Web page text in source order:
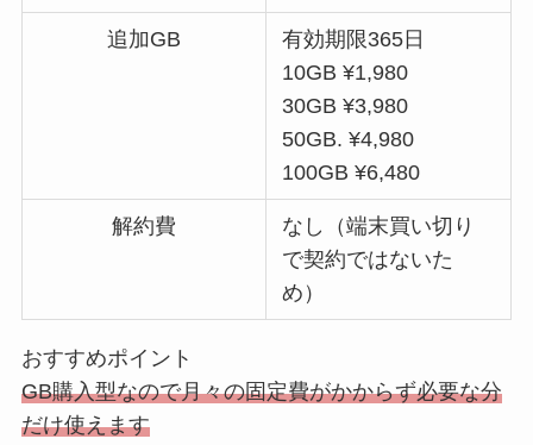
追加GB
有効期限365日
10GB ¥1,980
30GB ¥3,980
50GB. ¥4,980
100GB ¥6,480
解約費
なし（端末買い切り
で契約ではないた
め）
おすすめポイント
GB購入型なので月々の固定費がかからず必要な分
だけ使えます